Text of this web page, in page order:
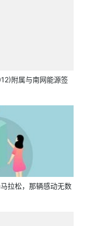
附属与南网能源签
拉松，那辆感动无数